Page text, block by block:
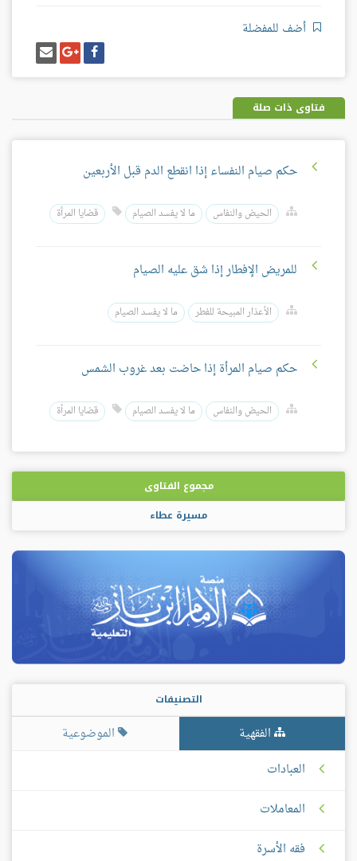
أضف للمفضلة
شارك
على
فيسبوك
شارك
على
غوغل
بلس
إرسل
إيميل
فتاوى ذات صلة
حكم صيام النفساء إذا انقطع الدم قبل الأربعين
الحيض والنفاس ما لا يفسد الصيام قضايا المرأة
للمريض الإفطار إذا شق عليه الصيام
الأعذار المبيحة للفطر ما لا يفسد الصيام
حكم صيام المرأة إذا حاضت بعد غروب الشمس
الحيض والنفاس ما لا يفسد الصيام قضايا المرأة
مجموع الفتاوى
مسيرة عطاء
التصنيفات
الفقهية
الموضوعية
العبادات
المعاملات
فقه الأسرة